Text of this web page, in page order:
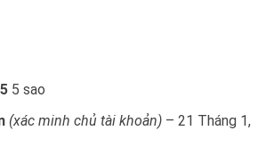
5 5 sao
(xác minh chủ tài khoản) – 21 Tháng 1,